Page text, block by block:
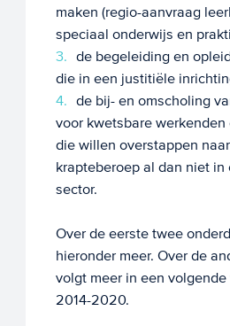
maken (regio-aanvraag
speciaal onderwijs en
de begeleiding en
die in een justitiële
de bij- en omscholing
voor kwetsbare werkenden
die willen overstappen
krapteberoep al dan niet in
sector.
Over de eerste twee
hieronder meer. Over de
volgt meer in een
2014-2020.